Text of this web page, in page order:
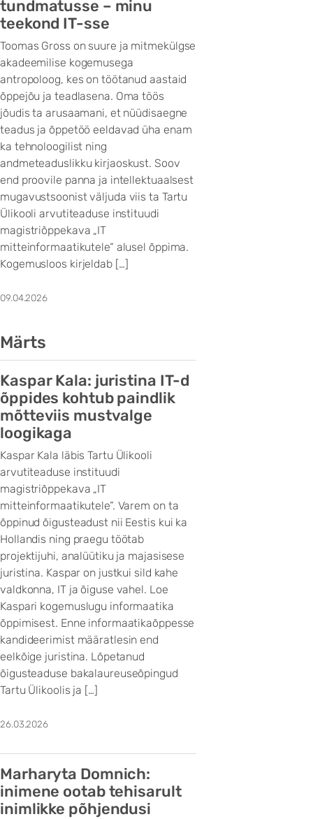
tundmatusse – minu
teekond IT-sse
Toomas Gross on suure ja mitmekülgse
akadeemilise kogemusega
antropoloog, kes on töötanud aastaid
õppejõu ja teadlasena. Oma töös
jõudis ta arusaamani, et nüüdisaegne
teadus ja õppetöö eeldavad üha enam
ka tehnoloogilist ning
andmeteaduslikku kirjaoskust. Soov
end proovile panna ja intellektuaalsest
mugavustsoonist väljuda viis ta Tartu
Ülikooli arvutiteaduse instituudi
magistriõppekava „IT
mitteinformaatikutele“ alusel õppima.
Kogemusloos kirjeldab […]
09.04.2026
Märts
Kaspar Kala: juristina IT-d
õppides kohtub paindlik
mõtteviis mustvalge
loogikaga
Kaspar Kala läbis Tartu Ülikooli
arvutiteaduse instituudi
magistriõppekava „IT
mitteinformaatikutele“. Varem on ta
õppinud õigusteadust nii Eestis kui ka
Hollandis ning praegu töötab
projektijuhi, analüütiku ja majasisese
juristina. Kaspar on justkui sild kahe
valdkonna, IT ja õiguse vahel. Loe
Kaspari kogemuslugu informaatika
õppimisest. Enne informaatikaõppesse
kandideerimist määratlesin end
eelkõige juristina. Lõpetanud
õigusteaduse bakalaureuseõpingud
Tartu Ülikoolis ja […]
26.03.2026
Marharyta Domnich:
inimene ootab tehisarult
inimlikke põhjendusi